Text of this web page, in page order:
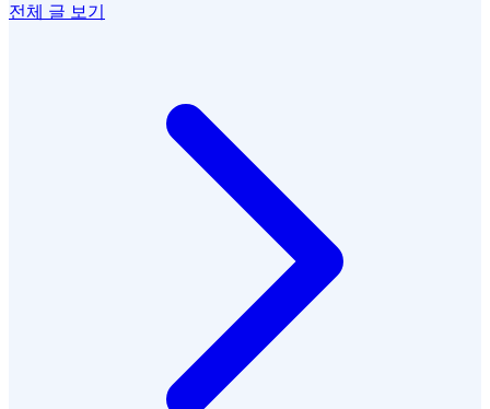
전체 글 보기